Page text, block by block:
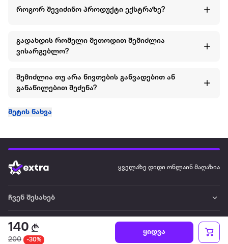
სეზონი: შემოდგომა-ზამთარი
ბრენდი: US POLO ASSN
140
200 -30%
ყიდვა
როგორ შევიძინო პროდუქტი ექსტრაზე?
გადახდის რომელი მეთოდით შემიძლია
ვისარგებლო?
შემიძლია თუ არა ნივთების განვადებით ან
განაწილებით შეძენა?
მეტის ნახვა
ყველაზე დიდი ონლაინ მაღაზია
ჩვენ შესახებ
წესები და პირობები